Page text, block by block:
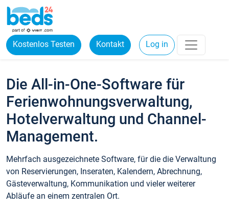
Kostenlos Testen Kontakt Log in
Die All-in-One-Software für
Ferienwohnungsverwaltung,
Hotelverwaltung und Channel-
Management.
Mehrfach ausgezeichnete Software, für die die Verwaltung
von Reservierungen, Inseraten, Kalendern, Abrechnung,
Gästeverwaltung, Kommunikation und vieler weiterer
Abläufe an einem zentralen Ort.